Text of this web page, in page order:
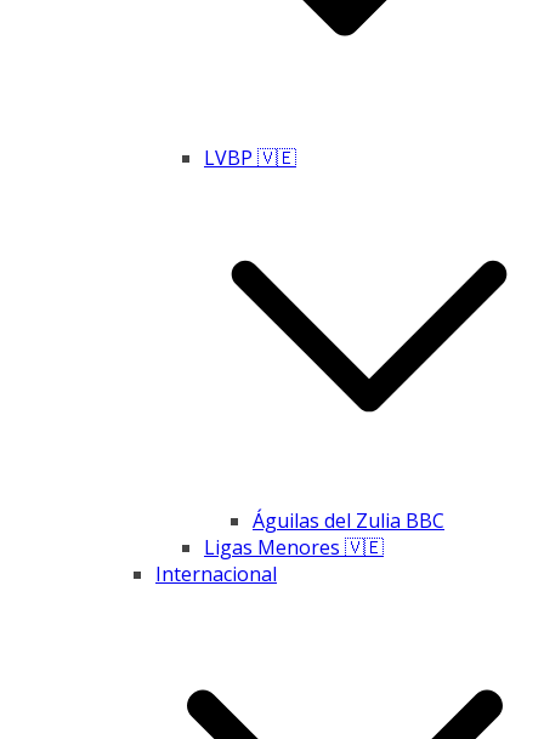
LVBP 🇻🇪
Águilas del Zulia BBC
Ligas Menores 🇻🇪
Internacional